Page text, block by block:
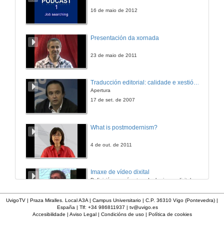
16 de maio de 2012
Presentación da xornada
23 de maio de 2011
Traducción editorial: calidade e xestión de proxectos
Apertura
17 de set. de 2007
What is postmodernism?
4 de out. de 2011
Imaxe de vídeo dixital
Definición e parámetros dunha imaxe dixital. Resolución e Aspecto. Profundidade da cor. Compresión. Frame por segundo. Entrelazado. Campos, cadros
Inauguración
UvigoTV | Praza Miralles. Local A3A | Campus Universitario | C.P. 36310 Vigo (Pontevedra) |
España | Tlf: +34 986811937 | tv@uvigo.es
Accesibilidade | Aviso Legal| Condicións de uso| Política de cookies